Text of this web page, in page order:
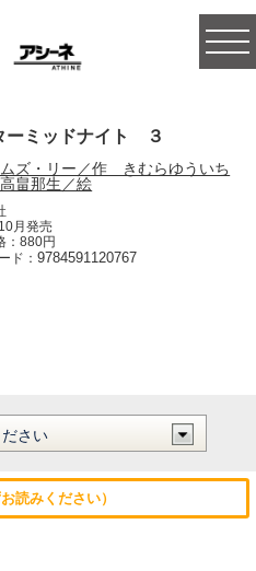
ーミッドナイト ３
ズ・リー／作 きむらゆういち
畠那生／絵
月発売
：880円
ド：9784591120767
読みください）